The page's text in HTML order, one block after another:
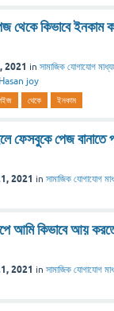
থেকে কিভাবে ইনকাম
2021 in সামাজিক যোগাযোগ
joy
থেকে ইনকাম
ফেসবুকে পেজ বানাতে
2021 in সামাজিক যোগাযোগ
আমি কিভাবে আয় করতে
2021 in সামাজিক যোগাযোগ